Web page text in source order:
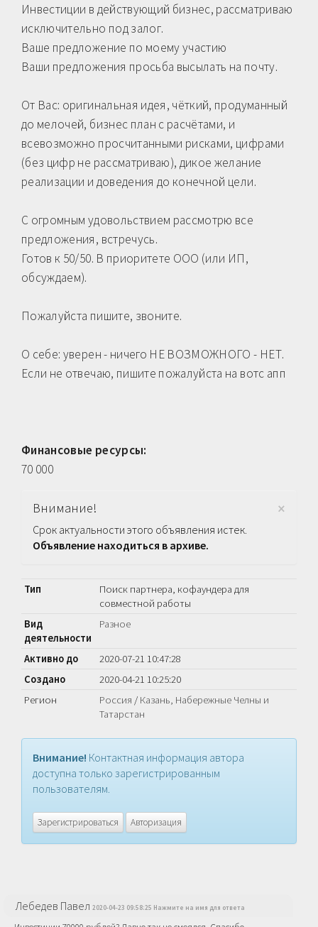
Инвестиции в действующий бизнес, рассматриваю
исключительно под залог.
Ваше предложение по моему участию
Ваши предложения просьба высылать на почту.
От Вас: оригинальная идея, чёткий, продуманный
до мелочей, бизнес план с расчётами, и
всевозможно просчитанными рисками, цифрами
(без цифр не рассматриваю), дикое желание
реализации и доведения до конечной цели.
С огромным удовольствием рассмотрю все
предложения, встречусь.
Готов к 50/50. В приоритете ООО (или ИП,
обсуждаем).
Пожалуйста пишите, звоните.
О себе: уверен - ничего НЕ ВОЗМОЖНОГО - НЕТ.
Если не отвечаю, пишите пожалуйста на вотс апп
Финансовые ресурсы:
70 000
×
Внимание!
Срок актуальности этого объявления истек.
Объявление находиться в архиве.
Тип
Поиск партнера, кофаундера для
совместной работы
Вид
деятельности
Разное
Активно до
2020-07-21 10:47:28
Создано
2020-04-21 10:25:20
Регион
Россия / Казань, Набережные Челны и
Татарстан
Внимание! Контактная информация автора
доступна только зарегистрированным
пользователям.
Зарегистрироваться Авторизация
Лебедев Павел 2020-04-23 09:58:25 Нажмите на имя для ответа